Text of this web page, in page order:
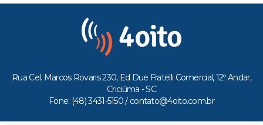
Rua Cel. Marcos Rovaris 230, Ed Due Fratelli Comercial, 12º Andar,
Criciúma - SC
Fone: (48) 3431-5150 / contato@4oito.com.br